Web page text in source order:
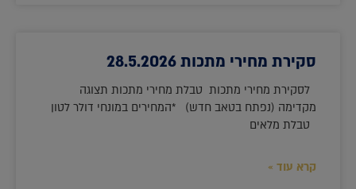
סקירת מחירי מתכות 28.5.2026
לסקירת מחירי מתכות טבלת מחירי מתכות תצוגה
מקדימה (נפתח בטאב חדש) *המחירים במונחי דולר לטון
טבלת מלאים
קרא עוד »